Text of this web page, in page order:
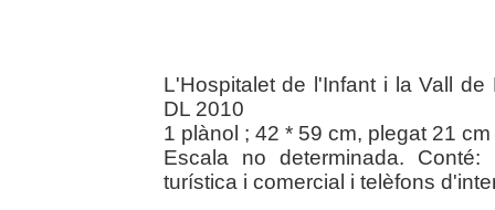
L'Hospitalet de l'Infant i la Vall
DL 2010
1 plànol ; 42 * 59 cm, plegat 21 cm
Escala no determinada.
turística i comercial i telèfons